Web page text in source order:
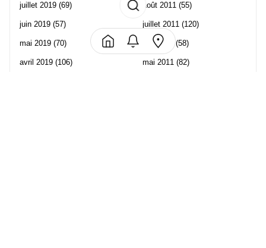
juillet 2019 (69)
juin 2019 (57)
mai 2019 (70)
avril 2019 (106)
août 2011 (55)
juillet 2011 (120)
juin 2011 (58)
mai 2011 (82)